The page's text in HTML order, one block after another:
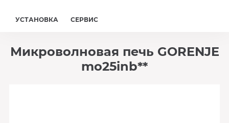
УСТАНОВКА СЕРВИС
Микроволновая печь GORENJE
mo25inb**